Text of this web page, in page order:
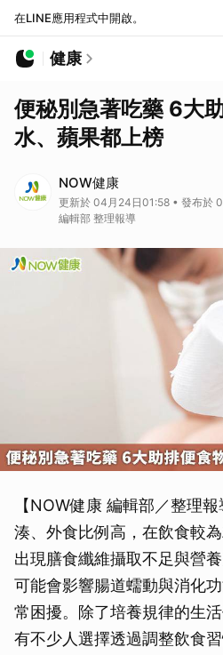
在LINE應用程式中開啟。
健康
便秘別急著吃藥 6大
水、蘋果都上榜
NOW健康
更新於 04月24日01:58 • 發布於
編輯部 整理報導
【NOW健康 編輯部／整理
湊、外食比例高，在飲食較
出現膳食纖維攝取不足與營
可能會影響腸道蠕動與消化功
常困擾。除了培養規律的生
有不少人選擇透過調整飲食習